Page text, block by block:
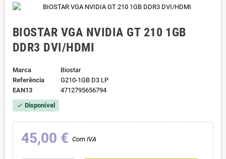
BIOSTAR VGA NVIDIA GT 210 1GB
DDR3 DVI/HDMI
Marca
Biostar
Referência
G210-1GB D3 LP
EAN13
4712795656794
check Disponível
45,00 € Com IVA